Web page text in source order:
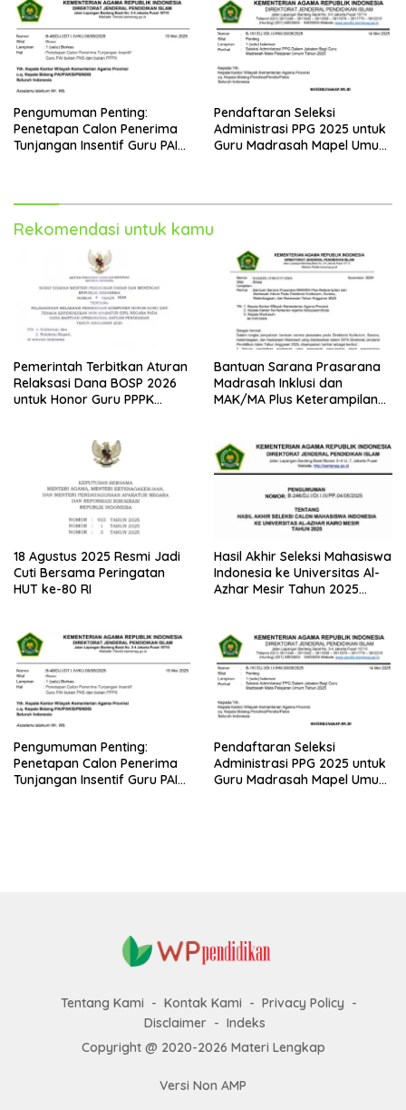
Pengumuman Penting:
Penetapan Calon Penerima
Tunjangan Insentif Guru PAI
Pendaftaran Seleksi
Administrasi PPG 2025 untuk
Guru Madrasah Mapel Umum
Rekomendasi untuk kamu
Pemerintah Terbitkan Aturan
Relaksasi Dana BOSP 2026
untuk Honor Guru PPPK
Bantuan Sarana Prasarana
Madrasah Inklusi dan
MAK/MA Plus Keterampilan
18 Agustus 2025 Resmi Jadi
Cuti Bersama Peringatan
HUT ke-80 RI
Hasil Akhir Seleksi Mahasiswa
Indonesia ke Universitas Al-
Azhar Mesir Tahun 2025
Pengumuman Penting:
Penetapan Calon Penerima
Tunjangan Insentif Guru PAI
Pendaftaran Seleksi
Administrasi PPG 2025 untuk
Guru Madrasah Mapel Umum
Tentang Kami Kontak Kami
Privacy Policy
Disclaimer
Indeks
Copyright @ 2020-2026 Materi Lengkap
Versi Non AMP